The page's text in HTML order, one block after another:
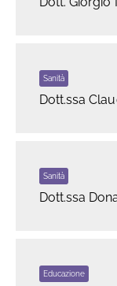
Sanità
Dott.ssa
Sanità
Dott.ssa
Educazione